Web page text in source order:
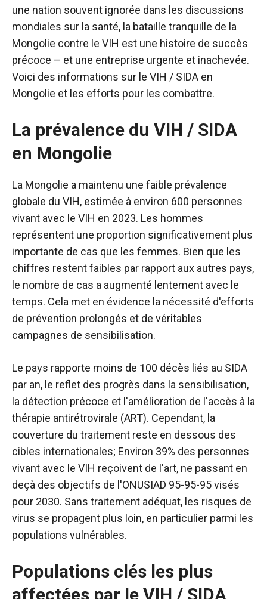
une nation souvent ignorée dans les discussions
mondiales sur la santé, la bataille tranquille de la
Mongolie contre le VIH est une histoire de succès
précoce – et une entreprise urgente et inachevée.
Voici des informations sur le VIH / SIDA en
Mongolie et les efforts pour les combattre.
La prévalence du VIH / SIDA
en Mongolie
La Mongolie a maintenu une faible prévalence
globale du VIH, estimée à environ 600 personnes
vivant avec le VIH en 2023. Les hommes
représentent une proportion significativement plus
importante de cas que les femmes. Bien que les
chiffres restent faibles par rapport aux autres pays,
le nombre de cas a augmenté lentement avec le
temps. Cela met en évidence la nécessité d'efforts
de prévention prolongés et de véritables
campagnes de sensibilisation.
Le pays rapporte moins de 100 décès liés au SIDA
par an, le reflet des progrès dans la sensibilisation,
la détection précoce et l'amélioration de l'accès à la
thérapie antirétrovirale (ART). Cependant, la
couverture du traitement reste en dessous des
cibles internationales; Environ 39% des personnes
vivant avec le VIH reçoivent de l'art, ne passant en
deçà des objectifs de l'ONUSIAD 95-95-95 visés
pour 2030. Sans traitement adéquat, les risques de
virus se propagent plus loin, en particulier parmi les
populations vulnérables.
Populations clés les plus
affectées par le VIH / SIDA